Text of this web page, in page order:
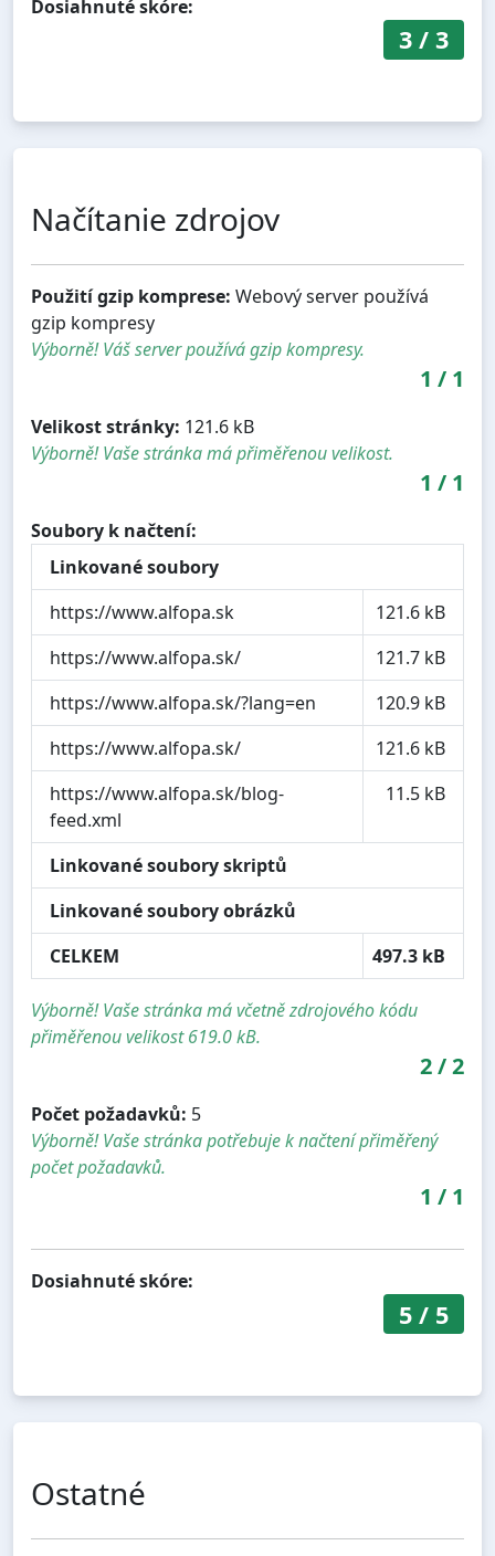
Dosiahnuté skóre:
3/ 3
Načítanie zdrojov
Použití gzip komprese: Webový server používá
gzip kompresy
Výborně! Váš server používá gzip kompresy.
1 / 1
Velikost stránky: 121.6 kB
Výborně! Vaše stránka má přiměřenou velikost.
1 / 1
Soubory k načtení:
Linkované soubory
https://www.alfopa.sk
121.6 kB
https://www.alfopa.sk/
121.7 kB
https://www.alfopa.sk/?lang=en
120.9 kB
https://www.alfopa.sk/
121.6 kB
https://www.alfopa.sk/blog-
feed.xml
11.5 kB
Linkované soubory skriptů
Linkované soubory obrázků
CELKEM
497.3 kB
Výborně! Vaše stránka má včetně zdrojového kódu
přiměřenou velikost 619.0 kB.
2/2
Počet požadavků: 5
Výborně! Vaše stránka potřebuje k načtení přiměřený
počet požadavků.
1 / 1
Dosiahnuté skóre:
5/ 5
Ostatné